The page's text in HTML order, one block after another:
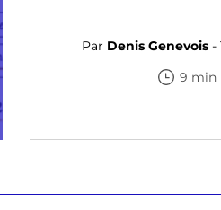
Par Denis Genevois-
9 min